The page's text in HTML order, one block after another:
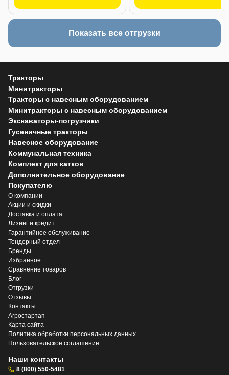
Показать все отгрузки
Тракторы
Минитракторы
Тракторы с навесным оборудованием
Минитракторы с навесным оборудованием
Экскаваторы-погрузчики
Гусеничные тракторы
Навесное оборудование
Коммунальная техника
Комплект для катков
Дополнительное оборудование
Покупателю
О компании
Акции и скидки
Доставка и оплата
Лизинг и кредит
Гарантийное обслуживание
Тендерный отдел
Бренды
Избранное
Сравнение товаров
Блог
Отгрузки
Отзывы
Контакты
Агростартап
Карта сайта
Политика обработки персональных данных
Пользовательское соглашение
Наши контакты
8 (800) 550-5481